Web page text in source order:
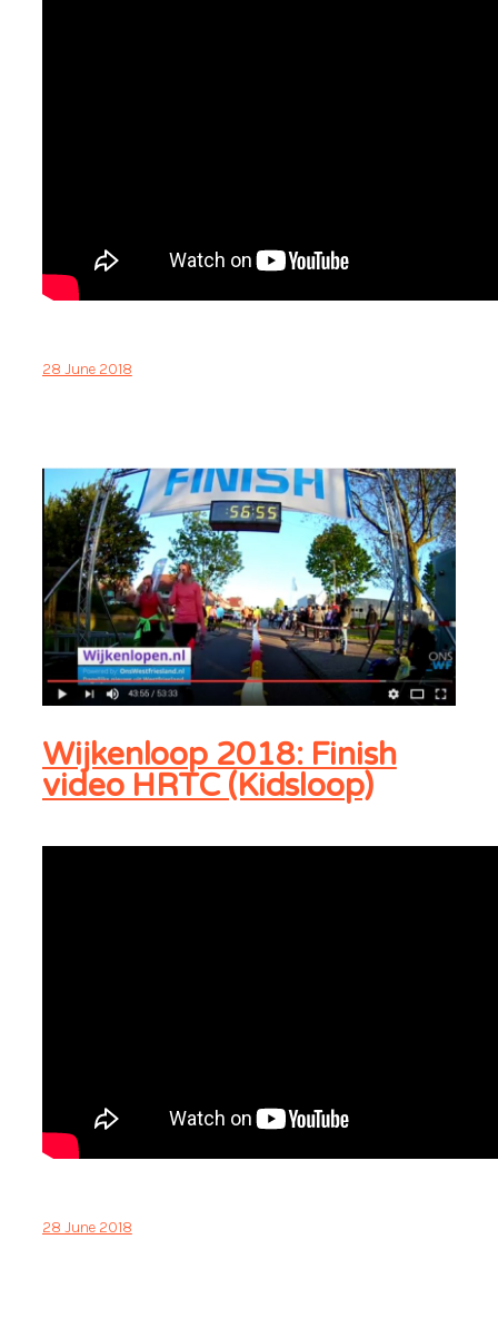
28 June 2018
Wijkenloop 2018: Finish
video HRTC (Kidsloop)
28 June 2018